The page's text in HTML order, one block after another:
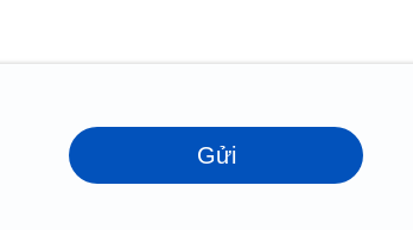
Gửi